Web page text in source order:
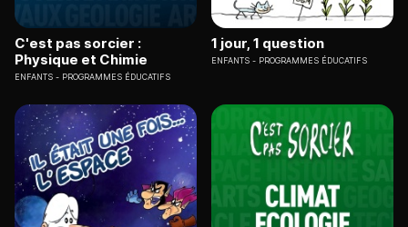
C'est pas sorcier :
Physique et Chimie
ENFANTS PROGRAMMES ÉDUCATIFS
1 jour, 1 question
ENFANTS PROGRAMMES ÉDUCATIFS